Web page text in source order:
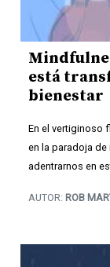
está
bienestar
En el vertiginoso
en la paradoja
adentrarnos en
AUTOR: ROB